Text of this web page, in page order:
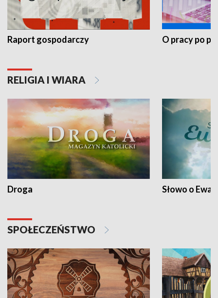
Raport gospodarczy O pracy po
RELIGIA I WIARA
Droga Słowo o
SPOŁECZEŃSTWO